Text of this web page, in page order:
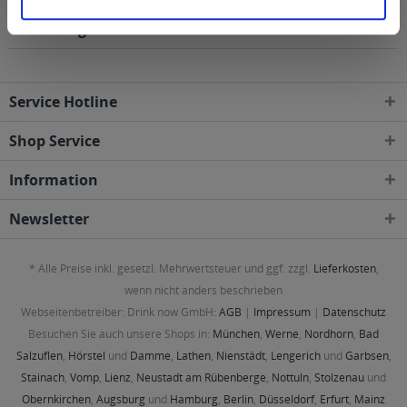
Gebieten geliefert
Service Hotline
Shop Service
Information
Newsletter
* Alle Preise inkl. gesetzl. Mehrwertsteuer und ggf. zzgl. Lieferkosten,
wenn nicht anders beschrieben
Webseitenbetreiber: Drink now GmbH: AGB | Impressum | Datenschutz
Besuchen Sie auch unsere Shops in: München, Werne, Nordhorn, Bad
Salzuflen, Hörstel und Damme, Lathen, Nienstädt, Lengerichund Garbsen,
Stainach, Vomp, Lienz, Neustadt am Rübenberge, Nottuln, Stolzenau und
Obernkirchen, Augsburg und Hamburg, Berlin, Düsseldorf, Erfurt, Mainz